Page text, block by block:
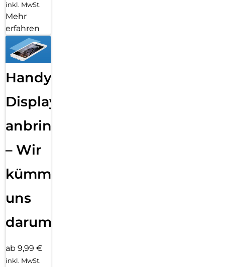
inkl. MwSt.
Mehr
erfahren
Handy
Displayfolie
anbringen
– Wir
kümmern
uns
darum!
ab 9,99 €
inkl. MwSt.